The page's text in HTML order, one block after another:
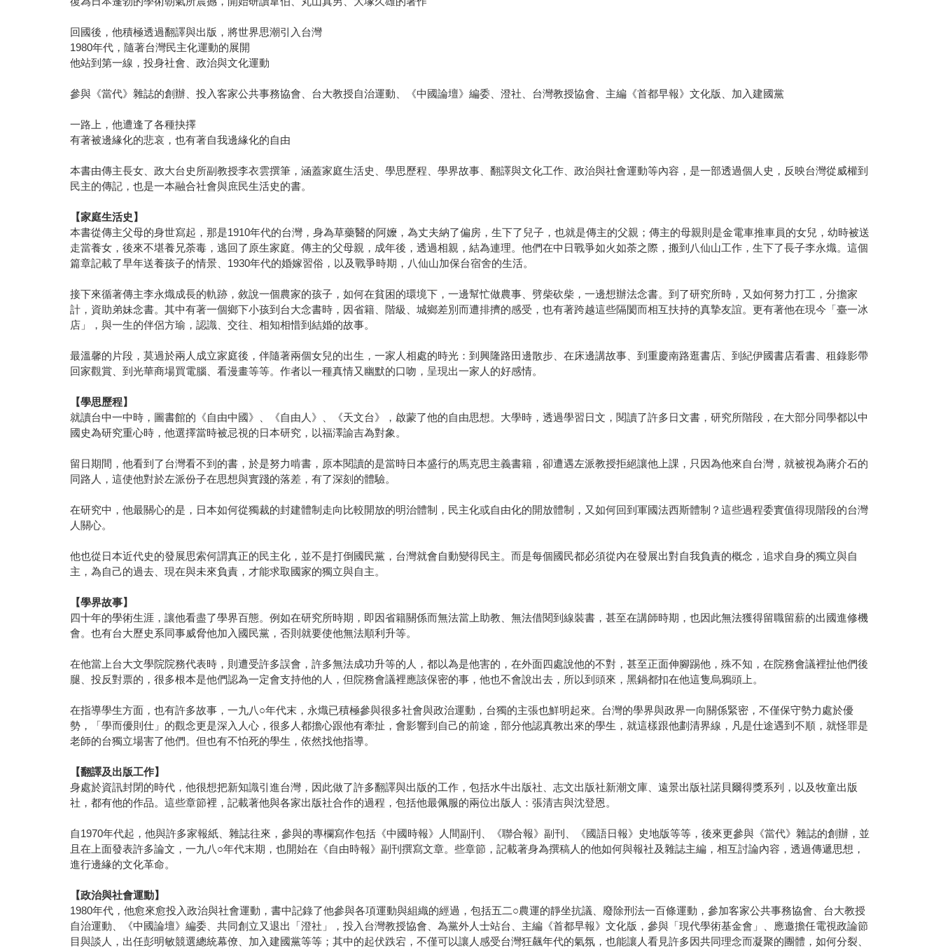
回國後，他積極透過翻譯與出版，將世界思潮引入台灣
1980年代，隨著台灣民主化運動的展開
他站到第一線，投身社會、政治與文化運動
參與《當代》雜誌的創辦、投入客家公共事務協會、台大教授自治運動、《中國論壇》編委、澄社、台灣教授協會、主編《首都早報》文化版、加入建國黨
一路上，他遭逢了各種抉擇
有著被邊緣化的悲哀，也有著自我邊緣化的自由
本書由傳主長女、政大台史所副教授李衣雲撰筆，涵蓋家庭生活史、學思歷程、學界故事、翻譯與文化工作、政治與社會運動等內容，是一部透過個人史，反映台灣從威權到
民主的傳記，也是一本融合社會與庶民生活史的書。
【家庭生活史】
本書從傳主父母的身世寫起，那是1910年代的台灣，身為草藥醫的阿嬤，為丈夫納了偏房，生下了兒子，也就是傳主的父親；傳主的母親則是金電車推車員的女兒，幼時被送
走當養女，後來不堪養兄荼毒，逃回了原生家庭。傳主的父母親，成年後，透過相親，結為連理。他們在中日戰爭如火如荼之際，搬到八仙山工作，生下了長子李永熾。這個
篇章記載了早年送養孩子的情景、1930年代的婚嫁習俗，以及戰爭時期，八仙山加保台宿舍的生活。
接下來循著傳主李永熾成長的軌跡，敘說一個農家的孩子，如何在貧困的環境下，一邊幫忙做農事、劈柴砍柴，一邊想辦法念書。到了研究所時，又如何努力打工，分擔家
計，資助弟妹念書。其中有著一個鄉下小孩到台大念書時，因省籍、階級、城鄉差別而遭排擠的感受，也有著跨越這些隔閡而相互扶持的真摯友誼。更有著他在現今「臺一冰
店」，與一生的伴侶方瑜，認識、交往、相知相惜到結婚的故事。
最溫馨的片段，莫過於兩人成立家庭後，伴隨著兩個女兒的出生，一家人相處的時光：到興隆路田邊散步、在床邊講故事、到重慶南路逛書店、到紀伊國書店看書、租錄影帶
回家觀賞、到光華商場買電腦、看漫畫等等。作者以一種真情又幽默的口吻，呈現出一家人的好感情。
【學思歷程】
就讀台中一中時，圖書館的《自由中國》、《自由人》、《天文台》，啟蒙了他的自由思想。大學時，透過學習日文，閱讀了許多日文書，研究所階段，在大部分同學都以中
國史為研究重心時，他選擇當時被忌視的日本研究，以福澤諭吉為對象。
留日期間，他看到了台灣看不到的書，於是努力啃書，原本閱讀的是當時日本盛行的馬克思主義書籍，卻遭遇左派教授拒絕讓他上課，只因為他來自台灣，就被視為蔣介石的
同路人，這使他對於左派份子在思想與實踐的落差，有了深刻的體驗。
在研究中，他最關心的是，日本如何從獨裁的封建體制走向比較開放的明治體制，民主化或自由化的開放體制，又如何回到軍國法西斯體制？這些過程委實值得現階段的台灣
人關心。
他也從日本近代史的發展思索何謂真正的民主化，並不是打倒國民黨，台灣就會自動變得民主。而是每個國民都必須從內在發展出對自我負責的概念，追求自身的獨立與自
主，為自己的過去、現在與未來負責，才能求取國家的獨立與自主。
【學界故事】
四十年的學術生涯，讓他看盡了學界百態。例如在研究所時期，即因省籍關係而無法當上助教、無法借閱到線裝書，甚至在講師時期，也因此無法獲得留職留薪的出國進修機
會。也有台大歷史系同事威脅他加入國民黨，否則就要使他無法順利升等。
在他當上台大文學院院務代表時，則遭受許多誤會，許多無法成功升等的人，都以為是他害的，在外面四處說他的不對，甚至正面伸腳踢他，殊不知，在院務會議裡扯他們後
腿、投反對票的，很多根本是他們認為一定會支持他的人，但院務會議裡應該保密的事，他也不會說出去，所以到頭來，黑鍋都扣在他這隻烏鴉頭上。
在指導學生方面，也有許多故事，一九八○年代末，永熾已積極參與很多社會與政治運動，台獨的主張也鮮明起來。台灣的學界與政界一向關係緊密，不僅保守勢力處於優
勢，「學而優則仕」的觀念更是深入人心，很多人都擔心跟他有牽扯，會影響到自己的前途，部分他認真教出來的學生，就這樣跟他劃清界線，凡是仕途遇到不順，就怪罪是
老師的台獨立場害了他們。但也有不怕死的學生，依然找他指導。
【翻譯及出版工作】
身處於資訊封閉的時代，他很想把新知識引進台灣，因此做了許多翻譯與出版的工作，包括水牛出版社、志文出版社新潮文庫、遠景出版社諾貝爾得獎系列，以及牧童出版
社，都有他的作品。這些章節裡，記載著他與各家出版社合作的過程，包括他最佩服的兩位出版人：張清吉與沈登恩。
自1970年代起，他與許多家報紙、雜誌往來，參與的專欄寫作包括《中國時報》人間副刊、《聯合報》副刊、《國語日報》史地版等等，後來更參與《當代》雜誌的創辦，並
且在上面發表許多論文，一九八○年代末期，也開始在《自由時報》副刊撰寫文章。些章節，記載著身為撰稿人的他如何與報社及雜誌主編，相互討論內容，透過傳遞思想，
進行邊緣的文化革命。
【政治與社會運動】
1980年代，他愈來愈投入政治與社會運動，書中記錄了他參與各項運動與組織的經過，包括五二○農運的靜坐抗議、廢除刑法一百條運動，參加客家公共事務協會、台大教授
自治運動、《中國論壇》編委、共同創立又退出「澄社」，投入台灣教授協會、為黨外人士站台、主編《首都早報》文化版，參與「現代學術基金會」、應邀擔任電視政論節
目與談人，出任彭明敏競選總統幕僚、加入建國黨等等；其中的起伏跌宕，不僅可以讓人感受台灣狂飆年代的氣氛，也能讓人看見許多因共同理念而凝聚的團體，如何分裂、